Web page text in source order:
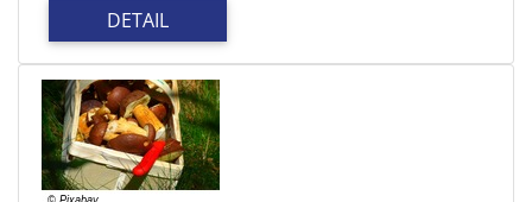
DETAIL